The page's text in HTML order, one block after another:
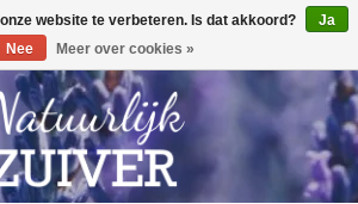
0
website te verbeteren. Is dat akkoord?
Ja
Nee
Meer over cookies »